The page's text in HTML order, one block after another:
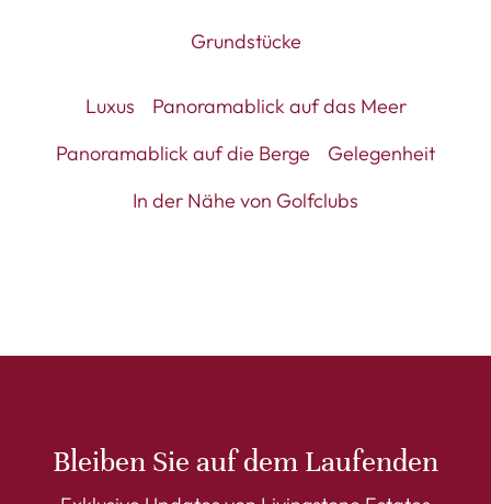
Grundstücke
Luxus
Panoramablick auf das Meer
Panoramablick auf die Berge
Gelegenheit
In der Nähe von Golfclubs
Bleiben Sie auf dem Laufenden